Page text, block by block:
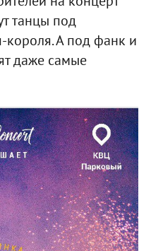
танцы под
короля. А под фанк и
даже самые